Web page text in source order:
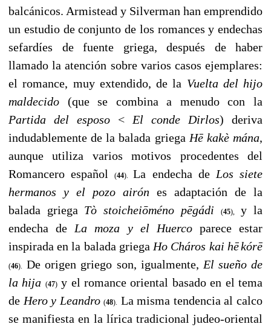
balcánicos. Armistead y Silverman han emprendido
un estudio de conjunto de los romances y endechas
sefardíes de fuente griega, después de haber
llamado la atención sobre varios casos ejemplares:
el romance, muy extendido, de la Vuelta del hijo
maldecido (que se combina a menudo con la
Partida del esposo < El conde Dirlos) deriva
indudablemente de la balada griega Hēkakè mána,
aunque utiliza varios motivos procedentes del
Romancero español(44). La endecha de Los siete
hermanos y el pozo airón es adaptación de la
balada griega Tò stoicheiōméno pēgádi (45),
y la
endecha de La moza y el Huercoparece estar
inspirada en la balada griega Ho Cháros kai hēkórē
(46). De origen griego son, igualmente, El sueño de
la hija (47)y el romance oriental basado en el tema
de Hero y Leandro (48).
La misma tendencia al calco
se manifiesta en la lírica tradicional judeo-oriental